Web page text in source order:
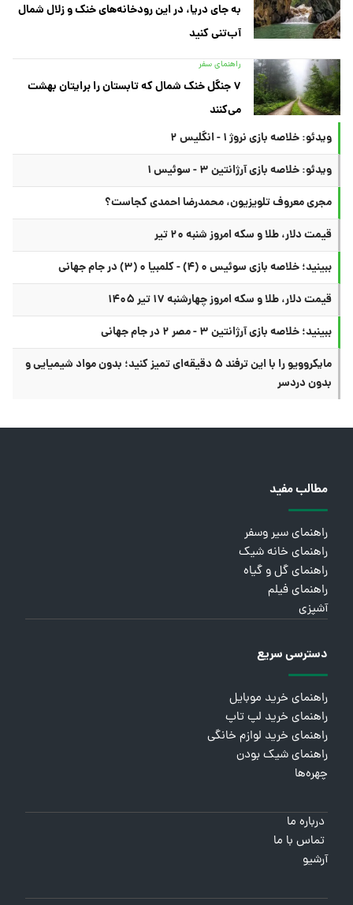
به جای دریا، در این رودخانه‌های خنک و زلال شمال
آب‌تنی کنید
راهنمای سفر
۷ جنگل خنک شمال که تابستان را برایتان بهشت
می‌کنند
ویدئو: خلاصه بازی نروژ ۱ - انگلیس ۲
ویدئو: خلاصه بازی آرژانتین ۳ - سوئیس ۱
مجری معروف تلویزیون، محمدرضا احمدی کجاست؟
قیمت دلار، طلا و سکه امروز شنبه ۲۰ تیر
ببینید؛ خلاصه بازی سوئیس ۰ (۴) - کلمبیا ۰ (۳) در جام جهانی
قیمت دلار، طلا و سکه امروز چهارشنبه ۱۷ تیر ۱۴۰۵
ببینید؛ خلاصه بازی آرژانتین ۳ - مصر ۲ در جام جهانی
مایکروویو را با این ترفند ۵ دقیقه‌ای تمیز کنید؛ بدون مواد شیمیایی و
بدون دردسر
مطالب مفید
راهنمای سیر وسفر
راهنمای خانه شیک
راهنمای گل و گیاه
راهنمای فیلم
آشپزی
دسترسی سریع
راهنمای خرید موبایل
راهنمای خرید لپ تاپ
راهنمای خرید لوازم خانگی
راهنمای شیک بودن
چهره‌ها
درباره ما
تماس با ما
آرشیو